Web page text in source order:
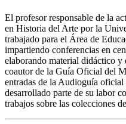
El profesor responsable de la
en Historia del Arte por la
trabajado para el Área de
impartiendo conferencias en
elaborando material didáctico
coautor de la Guía Oficial del
entradas de la Audioguía
desarrollado parte de su labor
trabajos sobre las colecciones